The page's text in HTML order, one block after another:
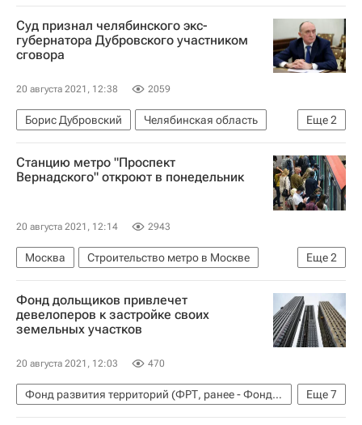
Происшествия
Мосфильм
Москва
Россия
Городское хозяйство Москвы
Комплекс городского хозяйства Москвы
Суд признал челябинского экс-
губернатора Дубровского участником
сговора
20 августа 2021, 12:38 2059
Еще2
Борис Дубровский
Челябинская область
Дороги
Криминал
Станцию метро "Проспект
Вернадского" откроют в понедельник
20 августа 2021, 12:14 2943
Еще2
Москва
Строительство метро в Москве
Метро
Инфраструктура
Фонд дольщиков привлечет
девелоперов к застройке своих
земельных участков
20 августа 2021, 12:03 470
Еще7
Фонд развития территорий (ФРТ, ранее - Фонд защиты прав дольщиков)
Константин Тимофеев
Жилье
Дольщики